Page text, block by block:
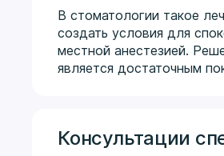
В стоматологии такое
создать условия для
местной анестезией.
является достаточным
Консультации